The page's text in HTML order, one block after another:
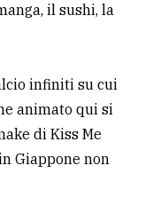
il sushi, la
infiniti su cui
animato qui si
di Kiss Me
Giappone non